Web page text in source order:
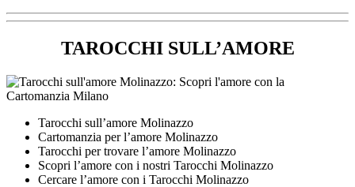
TAROCCHI SULL’AMORE
Tarocchi sull’amore Molinazzo
Cartomanzia per l’amore Molinazzo
Tarocchi per trovare l’amore Molinazzo
Scopri l’amore con i nostri Tarocchi Molinazzo
Cercare l’amore con i Tarocchi Molinazzo